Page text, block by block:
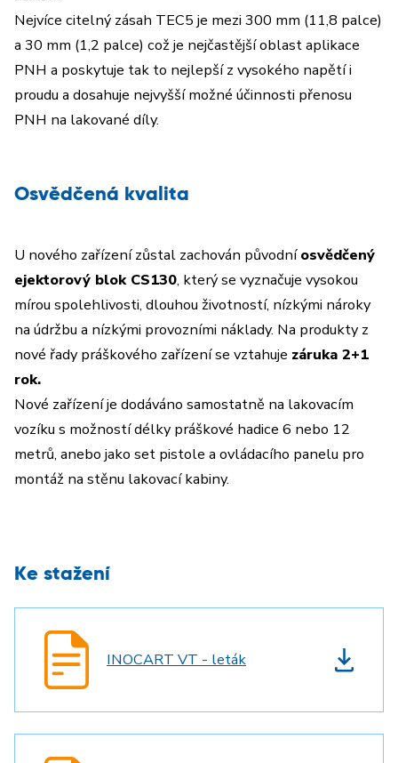
Nejvíce citelný zásah TEC5 je mezi 300 mm (11,8 palce)
a 30 mm (1,2 palce) což je nejčastější oblast aplikace
PNH a poskytuje tak to nejlepší z vysokého napětí i
proudu a dosahuje nejvyšší možné účinnosti přenosu
PNH na lakované díly.
Osvědčená kvalita
U nového zařízení zůstal zachován původníosvědčený
ejektorový blok CS130, který se vyznačuje vysokou
mírou spolehlivosti, dlouhou životností, nízkými nároky
na údržbu a nízkými provozními náklady. Na produkty z
nové řady práškového zařízení se vztahuje záruka 2+1
rok.
Nové zařízení je dodáváno samostatně na lakovacím
vozíku s možností délky práškové hadice 6 nebo 12
metrů, anebo jako set pistole a ovládacího panelu pro
montáž na stěnu lakovací kabiny.
Ke stažení
INOCART VT - leták